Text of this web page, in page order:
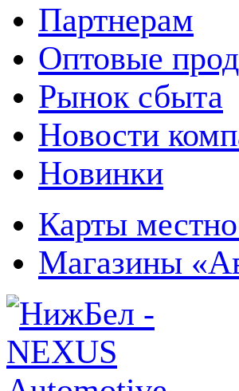
Партнерам
Оптовые
Рынок сбыта
Новости
Новинки
Карты
Магазины